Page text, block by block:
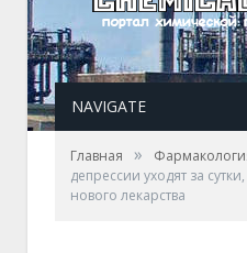
NAVIGATE
Главная »
депрессии уходят за
нового лекарства